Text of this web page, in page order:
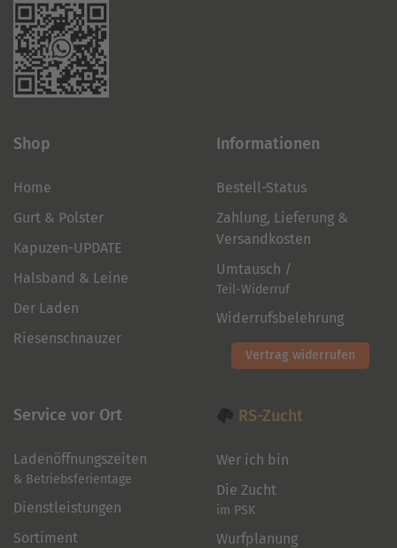
Shop
Home
Gurt & Polster
Kapuzen-UPDATE
Halsband & Leine
Der Laden
Riesenschnauzer
Informationen
Bestell-Status
Zahlung, Lieferung &
Versandkosten
Umtausch /
Teil-Widerruf
Widerrufsbelehrung
Vertrag widerrufen
Service vor Ort
Ladenöffnungszeiten
& Betriebsferientage
Dienstleistungen
Sortiment
RS-Zucht
Wer ich bin
Die Zucht
im PSK
Wurfplanung